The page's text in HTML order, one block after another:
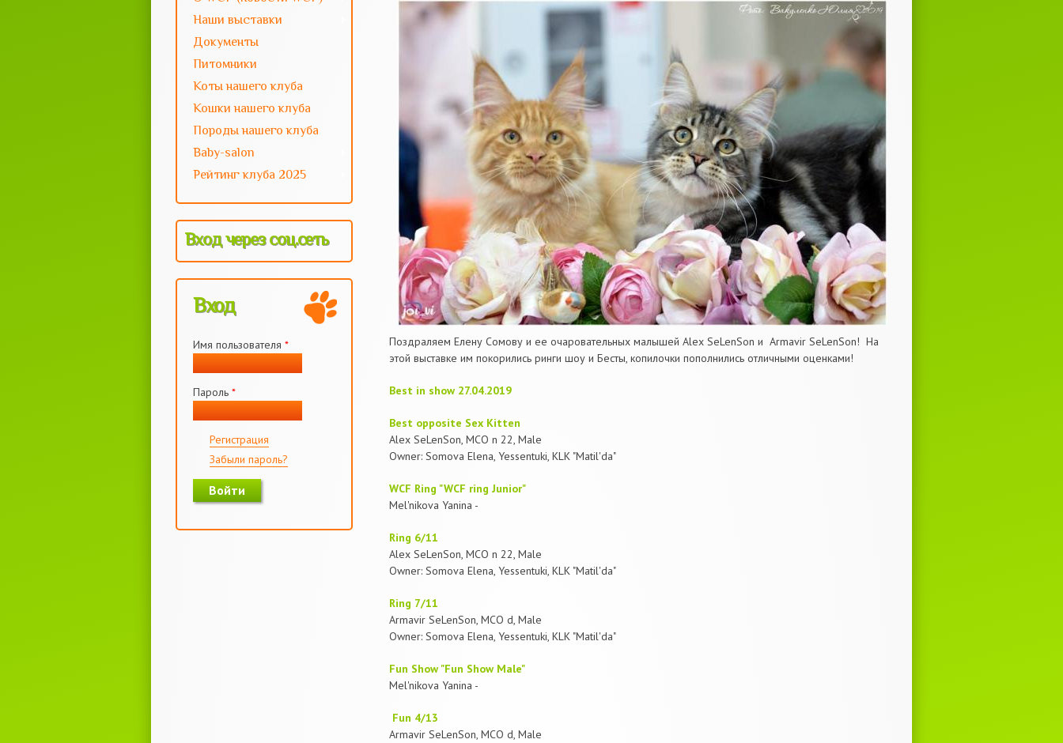
Наши выставки
Документы
Питомники
Коты нашего клуба
Кошки нашего клуба
Породы нашего клуба
Baby-salon
Рейтинг клуба 2025
Вход через соц.сеть
Вход
Имя пользователя *
Пароль *
Регистрация
Забыли пароль?
Поздраляем Елену Сомову и ее очаровательных малышей Alex SeLenSon и Armavir SeLenSon! На
этой выставке им покорились ринги шоу и Бесты, копилочки пополнились отличными оценками!
Best in show 27.04.2019
Best opposite Sex Kitten
Alex SeLenSon, MCO n 22, Male
Owner: Somova Elena, Yessentuki, KLK "Matil'da"
WCF Ring "WCF ring Junior"
Mel'nikova Yanina -
Ring 6/11
Alex SeLenSon, MCO n 22, Male
Owner: Somova Elena, Yessentuki, KLK "Matil'da"
Ring 7/11
Armavir SeLenSon, MCO d, Male
Owner: Somova Elena, Yessentuki, KLK "Matil'da"
Fun Show "Fun Show Male"
Mel'nikova Yanina -
Fun 4/13
Armavir SeLenSon, MCO d, Male